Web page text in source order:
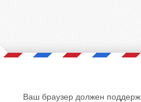
Ваш браузер должен